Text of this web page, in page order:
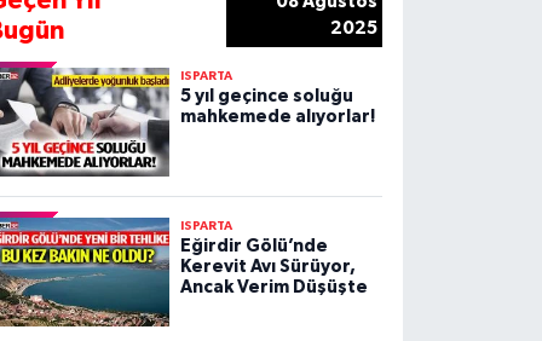
2025
ISPARTA
5 yıl geçince soluğu
mahkemede alıyorlar!
ISPARTA
Eğirdir Gölü’nde
Kerevit Avı Sürüyor,
Ancak Verim Düşüşte